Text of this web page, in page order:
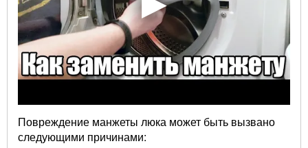
Повреждение манжеты люка может быть вызвано
следующими причинами: